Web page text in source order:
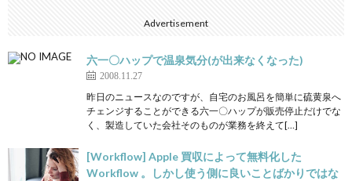
Advertisement
六一〇ハップで温泉気分(が出来なくなった)
2008.11.27
昨日のニュースなのですが、自宅のお風呂を簡単に硫黄泉へ
チェンジすることができる六一〇ハップが販売停止だけでな
く、製造していた会社そのものが業務を終えて[…]
[Workflow] Apple 買収によって無料化した
Workflow 。しかし使う側に良いことばかりではな